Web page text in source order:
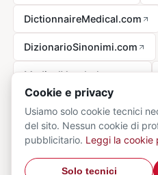
DictionnaireMedical.com
DizionarioSinonimi.com
MedicalVocabulary.org
Avviso legale ai sensi della
© 2026
Cookie e privacy
Usiamo solo cookie tecnici
del sito. Nessun cookie di
pubblicitario. Leggi la cookie
Solo tecnici